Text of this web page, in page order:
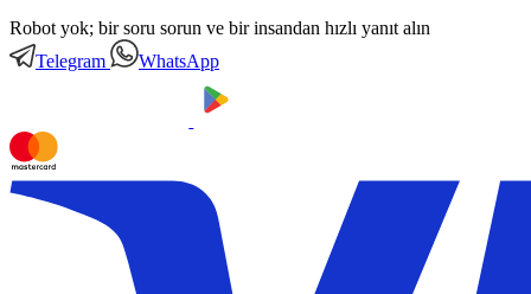
Robot yok; bir soru sorun ve bir insandan hızlı yanıt alın
Telegram
WhatsApp